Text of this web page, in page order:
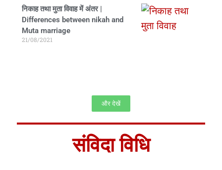
निकाह तथा मुता विवाह में अंतर |
Differences between nikah and
Muta marriage
21/08/2021
और देखें
संविदा विधि